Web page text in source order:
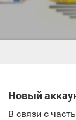
Новый
В связи с